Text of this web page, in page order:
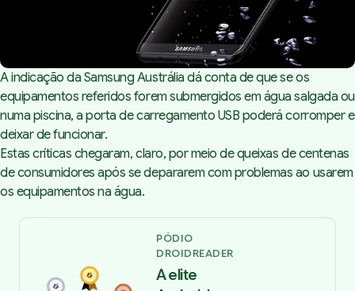
A indicação da Samsung Austrália dá conta de que se os
equipamentos referidos forem submergidos em água salgada ou
numa piscina, a porta de carregamento USB poderá corromper e
deixar de funcionar.
Estas críticas chegaram, claro, por meio de queixas de centenas
de consumidores após se depararem com problemas ao usarem
os equipamentos na água.
PÓDIO
DROIDREADER
A elite